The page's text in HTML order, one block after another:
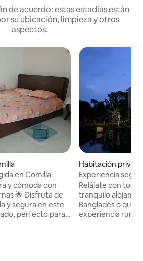
de acuerdo: estas estadías están
su ubicación, limpieza y otros
aspectos.
en Comilla
y cómoda con
🌟 Disfruta de
y segura en este
perfecto para
Habitación
a
Experiencia
Bangladesh
Relájate con toda
tranquilo alojamiento. Si
Bangladés o
experiencia rural